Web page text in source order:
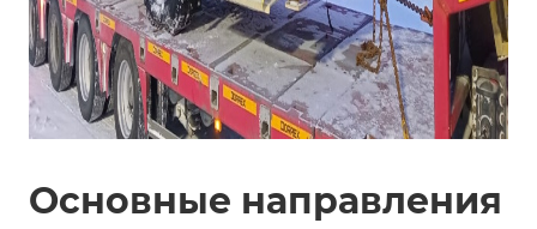
Основные направления